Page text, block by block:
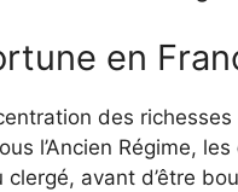
en
des
l’Ancien Régime, les
avant d’être